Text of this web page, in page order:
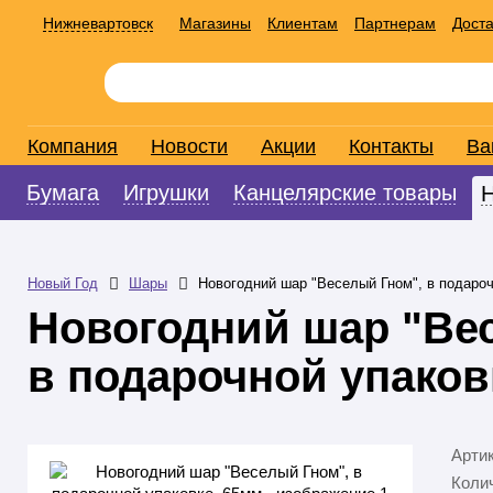
Нижневартовск Магазины Клиентам Партнерам
Компания Новости Акции Контакты
Бумага Игрушки Канцелярские товары
Новый Год Шары Новогодний шар "Веселый Гном", в
Новогодний шар
в подарочной